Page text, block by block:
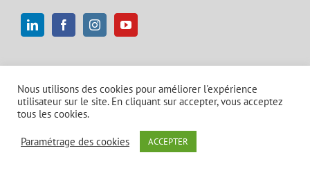
© Copyright 2021 | Tous droits réservés |Mentions légales et politique
de confidentialité
Nous utilisons des cookies pour améliorer l'expérience
utilisateur sur le site. En cliquant sur accepter, vous acceptez
tous les cookies.
Paramétrage des cookies ACCEPTER